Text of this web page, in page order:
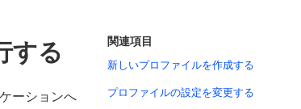
する
ーションへ
関連項目
新しいプロファイルを作成する
プロファイルの設定を変更する